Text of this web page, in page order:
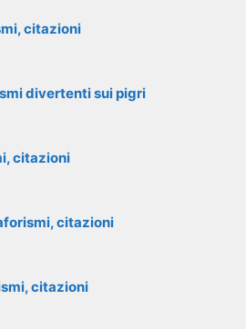
citazioni
divertenti sui pigri
citazioni
citazioni
citazioni